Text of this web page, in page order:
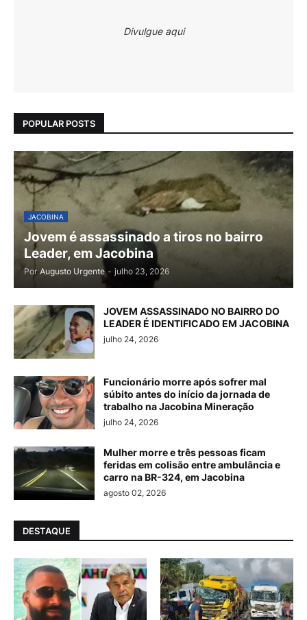
Divulgue aqui
POPULAR POSTS
JACOBINA
Jovem é assassinado a tiros no bairro
Leader, em Jacobina
Por Augusto Urgente - julho 23, 2026
JOVEM ASSASSINADO NO BAIRRO DO
LEADER É IDENTIFICADO EM JACOBINA
julho 24, 2026
Funcionário morre após sofrer mal
súbito antes do início da jornada de
trabalho na Jacobina Mineração
julho 24, 2026
Mulher morre e três pessoas ficam
feridas em colisão entre ambulância e
carro na BR-324, em Jacobina
agosto 02, 2026
DESTAQUE